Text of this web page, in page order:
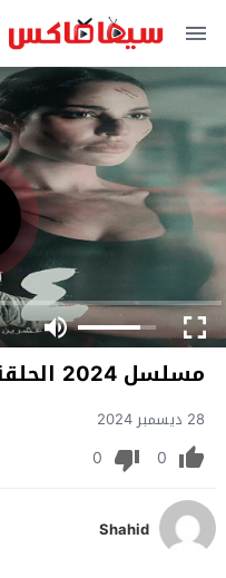
مسلسل 2024 الحلقة 13
28 ديسمبر 2024
0
0
Shahid